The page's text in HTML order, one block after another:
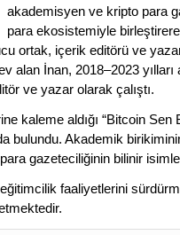
akademisyen ve kripto para
para ekosistemiyle
ortak, içerik editörü ve
alan İnan, 2018–2023
ve yazar olarak çalıştı.
kaleme aldığı “Bitcoin
bulundu. Akademik
gazeteciliğinin bilinir
faaliyetlerini